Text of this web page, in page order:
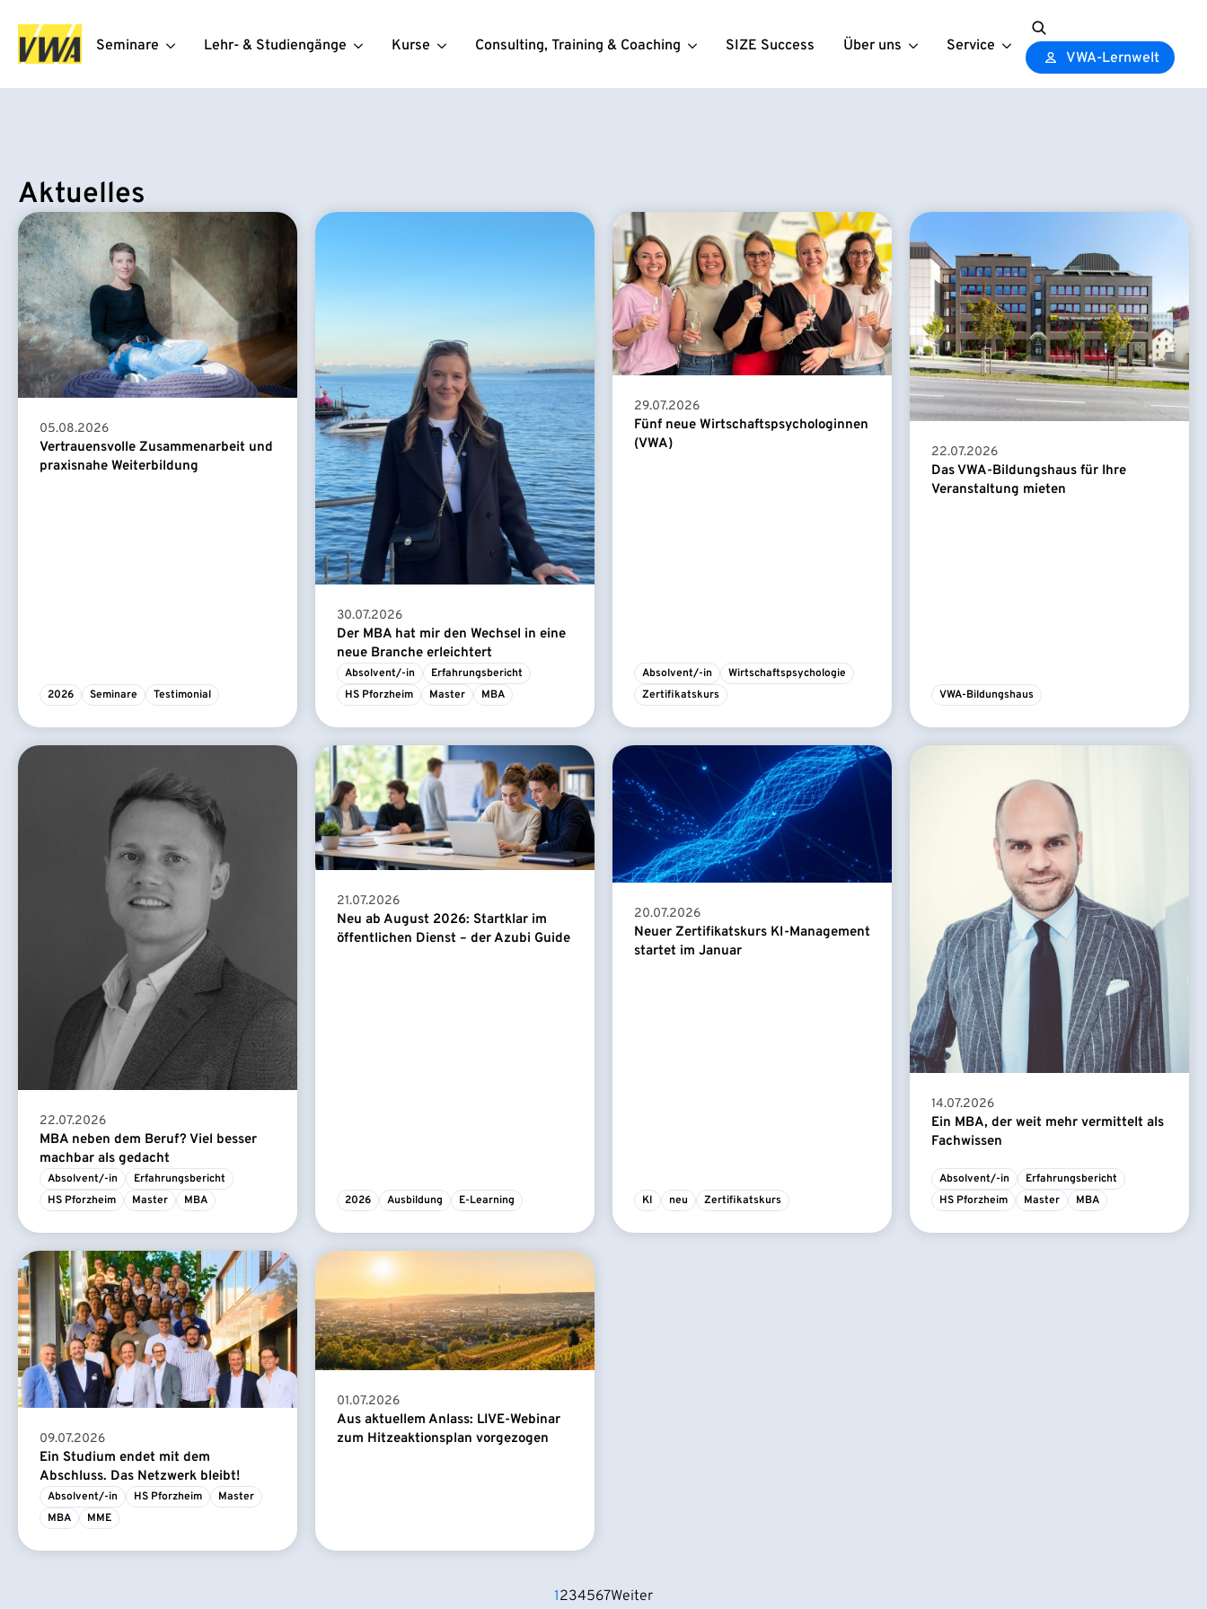
Seminare Lehr- & Studiengänge Kurse Consulting, Training & Coaching SIZE Success Über uns Service
Search
for:
VWA-Lernwelt
Aktuelles
05.08.2026
Vertrauensvolle Zusammenarbeit und
praxisnahe Weiterbildung
2026 Seminare Testimonial
30.07.2026
Der MBA hat mir den Wechsel in eine
neue Branche erleichtert
Absolvent/-in
Erfahrungsbericht
HS Pforzheim
Master MBA
29.07.2026
Fünf neue Wirtschaftspsychologinnen
(VWA)
Absolvent/-in
Wirtschaftspsychologie
Zertifikatskurs
22.07.2026
Das VWA-Bildungshaus für Ihre
Veranstaltung mieten
VWA-Bildungshaus
22.07.2026
MBA neben dem Beruf? Viel besser
machbar als gedacht
Absolvent/-in
Erfahrungsbericht
HS Pforzheim
Master MBA
21.07.2026
Neu ab August 2026: Startklar im
öffentlichen Dienst – der Azubi Guide
2026 Ausbildung E-Learning
20.07.2026
Neuer Zertifikatskurs KI-Management
startet im Januar
KI neu Zertifikatskurs
14.07.2026
Ein MBA, der weit mehr vermittelt als
Fachwissen
Absolvent/-in
Erfahrungsbericht
HS Pforzheim
Master MBA
09.07.2026
Ein Studium endet mit dem
Abschluss. Das Netzwerk bleibt!
Absolvent/-in HS Pforzheim
Master
MBA
MME
01.07.2026
Aus aktuellem Anlass: LIVE-Webinar
zum Hitzeaktionsplan vorgezogen
1234567Weiter